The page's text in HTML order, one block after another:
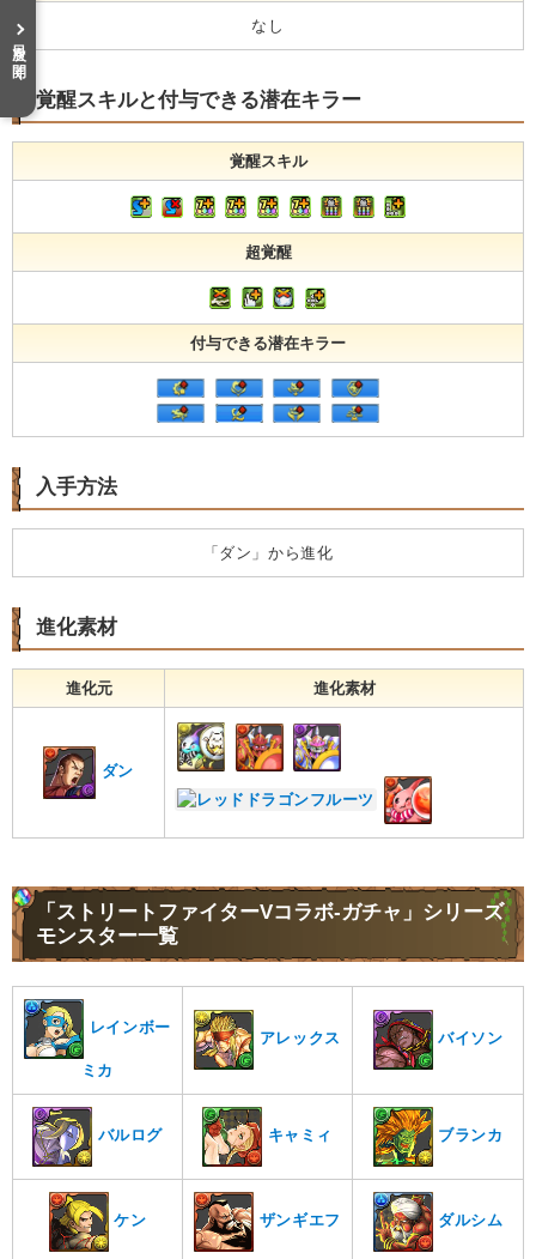
なし
覚醒スキルと付与できる潜在キラー
覚醒スキル
超覚醒
付与できる潜在キラー
入手方法
「ダン」から進化
進化素材
進化元 進化素材
ダン
「ストリートファイターVコラボ-ガチャ」シリーズ
モンスター一覧
レインボー
ミカ
アレックス バイソン
バルログ キャミィ ブランカ
ケン ザンギエフ ダルシム
目次を開く